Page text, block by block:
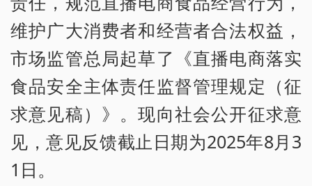
维护广大消费者和经营者合法权益，
市场监管总局起草了《直播电商落实
食品安全主体责任监督管理规定（征
求意见稿）》。现向社会公开征求意
见，意见反馈截止日期为2025年8月3
1日。